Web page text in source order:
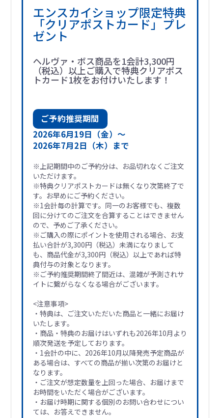
エンスカイショップ限定特典
「クリアポストカード」プレ
ゼント
ヘルヴァ・ボス商品を1会計3,300円
（税込）以上ご購入で特典クリアポス
トカード1枚をお付けいたします！
ご予約推奨期間
2026年6月19日（金）～
2026年7月2日（木）まで
※上記期間中のご予約分は、お品切れなくご注文
いただけます。
※特典クリアポストカードは無くなり次第終了で
す。お早めにご予約ください。
※1会計毎の計算です。同一のお客様でも、複数
回に分けてのご注文を合算することはできません
ので、予めご了承ください。
※ご購入の際にポイントを使用される場合、お支
払い合計が3,300円（税込）未満になりまして
も、商品代金が3,300円（税込）以上であれば特
典付与の対象となります。
※ご予約推奨期間終了間近は、混雑が予測されサ
イトに繋がらなくなる場合がございます。
<注意事項>
・特典は、ご注文いただいた商品と一緒にお届け
いたします。
・商品・特典のお届けはいずれも2026年10月より
順次発送を予定しております。
・1会計の中に、2026年10月以降発売予定商品が
ある場合は、すべての商品が揃い次第のお届けと
なります。
・ご注文が想定数量を上回った場合、お届けまで
お時間をいただく場合がございます。
・お届け時期に関する個別のお問い合わせについ
ては、お答えできません。